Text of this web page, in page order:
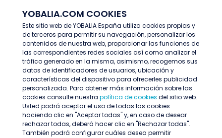
YOBALIA.COM COOKIES
Este sitio web de YOBALIA España utiliza cookies propias y
de terceros para permitir su navegación, personalizar los
contenidos de nuestra web, proporcionar las funciones de
las correspondientes redes sociales así como analizar el
tráfico generado en la misma, asimismo, recogemos sus
datos de identificadores de usuarios, ubicación y
características del dispositivo para ofrecerles publicidad
personalizada. Para obtener más información sobre las
cookies consulte nuestra política de cookies del sitio web.
Usted podrá aceptar el uso de todas las cookies
haciendo clic en "Aceptar todas" y, en caso de desear
rechazar todas, deberá hacer clic en "Rechazar todas".
También podrá configurar cuáles desea permitir
Últimas ofertas
Oferta no encontrada o ha finalizado su
proceso de selección